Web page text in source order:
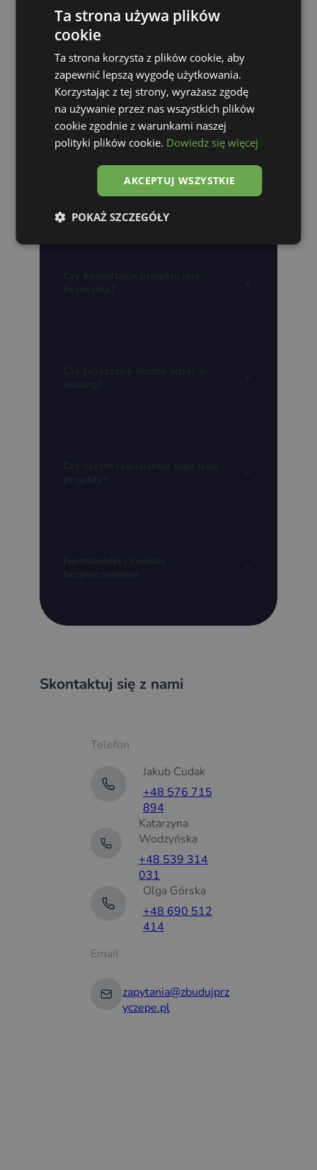
Najczęściej zadawane pytania
Czy jest opcja transportu przeczepy? +
Skontaktuj się z nami
Telefon
Jakub Cudak
+48 576 715
894
Katarzyna
Wodzyńska
+48 539 314
031
Olga Górska
+48 690 512
414
Email
zapytania@zbudujprz
yczepe.pl
Ta strona używa plików
cookie
Ta strona korzysta z plików cookie, aby
zapewnić lepszą wygodę użytkowania.
Korzystając z tej strony, wyrażasz zgodę
na używanie przez nas wszystkich plików
cookie zgodnie z warunkami naszej
polityki plików cookie. Dowiedz się więcej
AKCEPTUJ WSZYSTKIE
POKAŻ SZCZEGÓŁY